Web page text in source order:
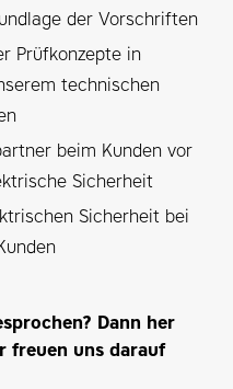
der Vorschriften
Prüfkonzepte in
technischen
beim Kunden vor
Sicherheit
Sicherheit bei
Dann her
freuen uns darauf